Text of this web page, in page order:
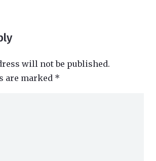
will not be published.
are marked *